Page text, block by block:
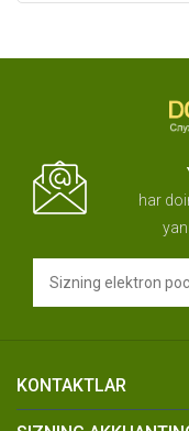
har
KONTAKTLAR